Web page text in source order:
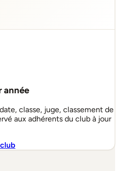
année
classe, juge, classement de
aux adhérents du club à jour